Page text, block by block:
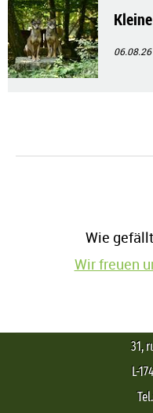
06.08.26
Wie
Wir freuen
31,
L-